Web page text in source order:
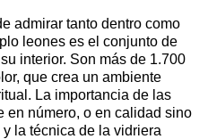
admirar tanto dentro como
leones es el conjunto de
interior. Son más de 1.700
que crea un ambiente
La importancia de las
en número, o en calidad sino
la técnica de la vidriera